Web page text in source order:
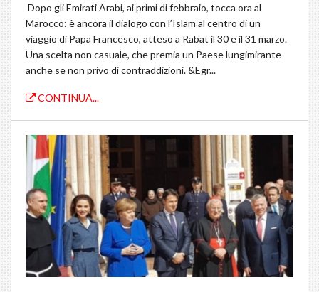
Dopo gli Emirati Arabi, ai primi di febbraio, tocca ora al
Marocco: è ancora il dialogo con l’Islam al centro di un
viaggio di Papa Francesco, atteso a Rabat il 30 e il 31 marzo.
Una scelta non casuale, che premia un Paese lungimirante
anche se non privo di contraddizioni. &Egr...
CONTINUA...